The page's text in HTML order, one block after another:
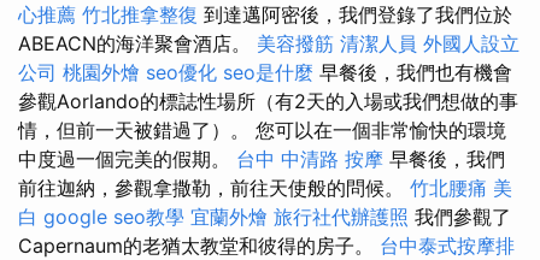
心推薦 竹北推拿整復 到達邁阿密後，我們登錄了我們位於
ABEACN的海洋聚會酒店。 美容撥筋 清潔人員 外國人設立
公司 桃園外燴 seo優化 seo是什麼 早餐後，我們也有機會
參觀Aorlando的標誌性場所（有2天的入場或我們想做的事
情，但前一天被錯過了）。 您可以在一個非常愉快的環境
中度過一個完美的假期。 台中 中清路 按摩 早餐後，我們
前往迦納，參觀拿撒勒，前往天使般的問候。 竹北腰痛 美
白 google seo教學 宜蘭外燴 旅行社代辦護照 我們參觀了
Capernaum的老猶太教堂和彼得的房子。 台中泰式按摩排